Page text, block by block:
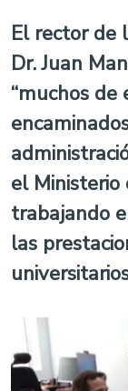
El rector de
Dr. Juan
“muchos
el Ministerio
trabajando
las